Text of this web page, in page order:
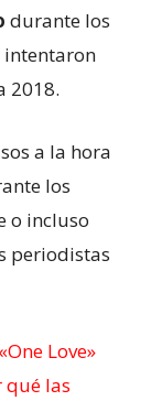
durante los
intentaron
2018.
a la hora
los
o incluso
periodistas
Love»
qué las